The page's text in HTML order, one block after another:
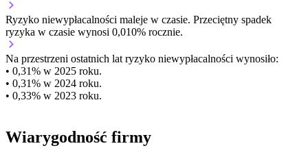
Ryzyko niewypłacalności maleje w czasie. Przeciętny spadek
ryzyka w czasie wynosi 0,010% rocznie.
Na przestrzeni ostatnich lat ryzyko niewypłacalności wynosiło:
• 0,31% w 2025 roku.
• 0,31% w 2024 roku.
• 0,33% w 2023 roku.
Wiarygodność firmy